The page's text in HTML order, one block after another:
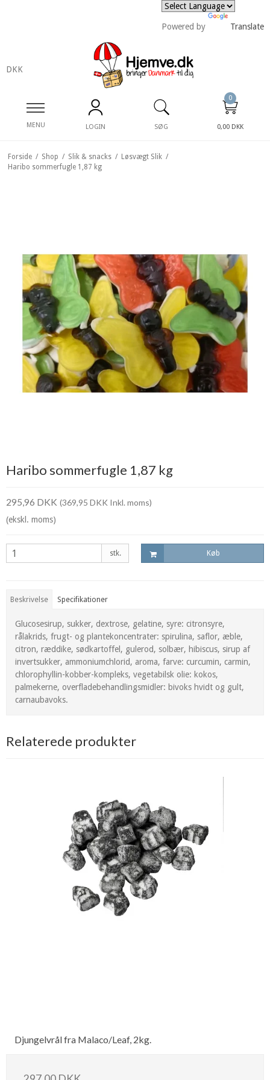
Powered by Translate
DKK
MENU LOGIN SØG
0
0,00 DKK
Forside / Shop / Slik & snacks / Løsvægt Slik /
Haribo sommerfugle 1,87 kg
Haribo sommerfugle 1,87 kg
295,96 DKK (369,95 DKK Inkl. moms)
(ekskl. moms)
stk. Køb
Beskrivelse Specifikationer
Glucosesirup, sukker, dextrose, gelatine, syre: citronsyre,
rålakrids, frugt- og plantekoncentrater: spirulina, saflor, æble,
citron, ræddike, sødkartoffel, gulerod, solbær, hibiscus, sirup af
invertsukker, ammoniumchlorid, aroma, farve: curcumin, carmin,
chlorophyllin-kobber-kompleks, vegetabilsk olie: kokos,
palmekerne, overfladebehandlingsmidler: bivoks hvidt og gult,
carnaubavoks.
Relaterede produkter
Djungelvrål fra Malaco/Leaf, 2kg.